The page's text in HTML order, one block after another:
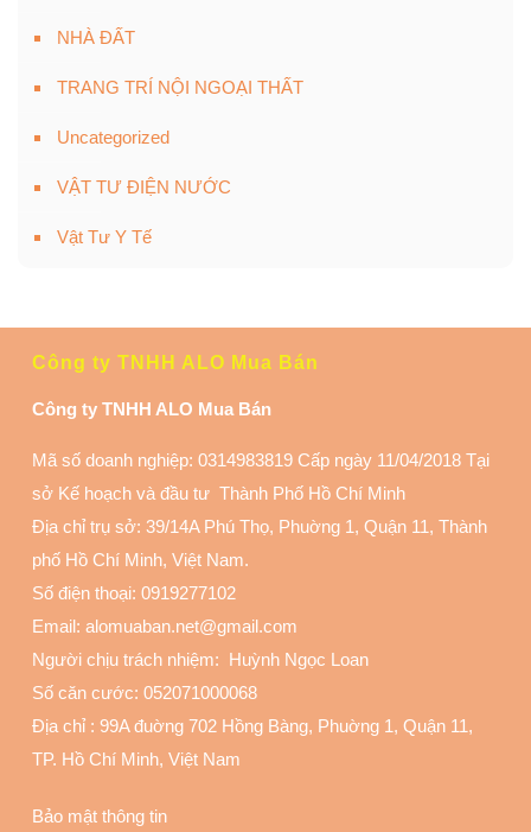
NHÀ ĐẤT
TRANG TRÍ NỘI NGOẠI THẤT
Uncategorized
VẬT TƯ ĐIỆN NƯỚC
Vật Tư Y Tế
Công ty TNHH ALO Mua Bán
Công ty TNHH ALO Mua Bán
Mã số doanh nghiệp: 0314983819 Cấp ngày 11/04/2018 Tại
sở Kế hoạch và đầu tư Thành Phố Hồ Chí Minh
Địa chỉ trụ sở: 39/14A Phú Thọ, Phuờng 1, Quận 11, Thành
phố Hồ Chí Minh, Việt Nam.
Số điện thoại: 0919277102
Email: alomuaban.net@gmail.com
Người chịu trách nhiệm: Huỳnh Ngọc Loan
Số căn cước: 052071000068
Địa chỉ : 99A đuờng 702 Hồng Bàng, Phuờng 1, Quận 11,
TP. Hồ Chí Minh, Việt Nam
Bảo mật thông tin